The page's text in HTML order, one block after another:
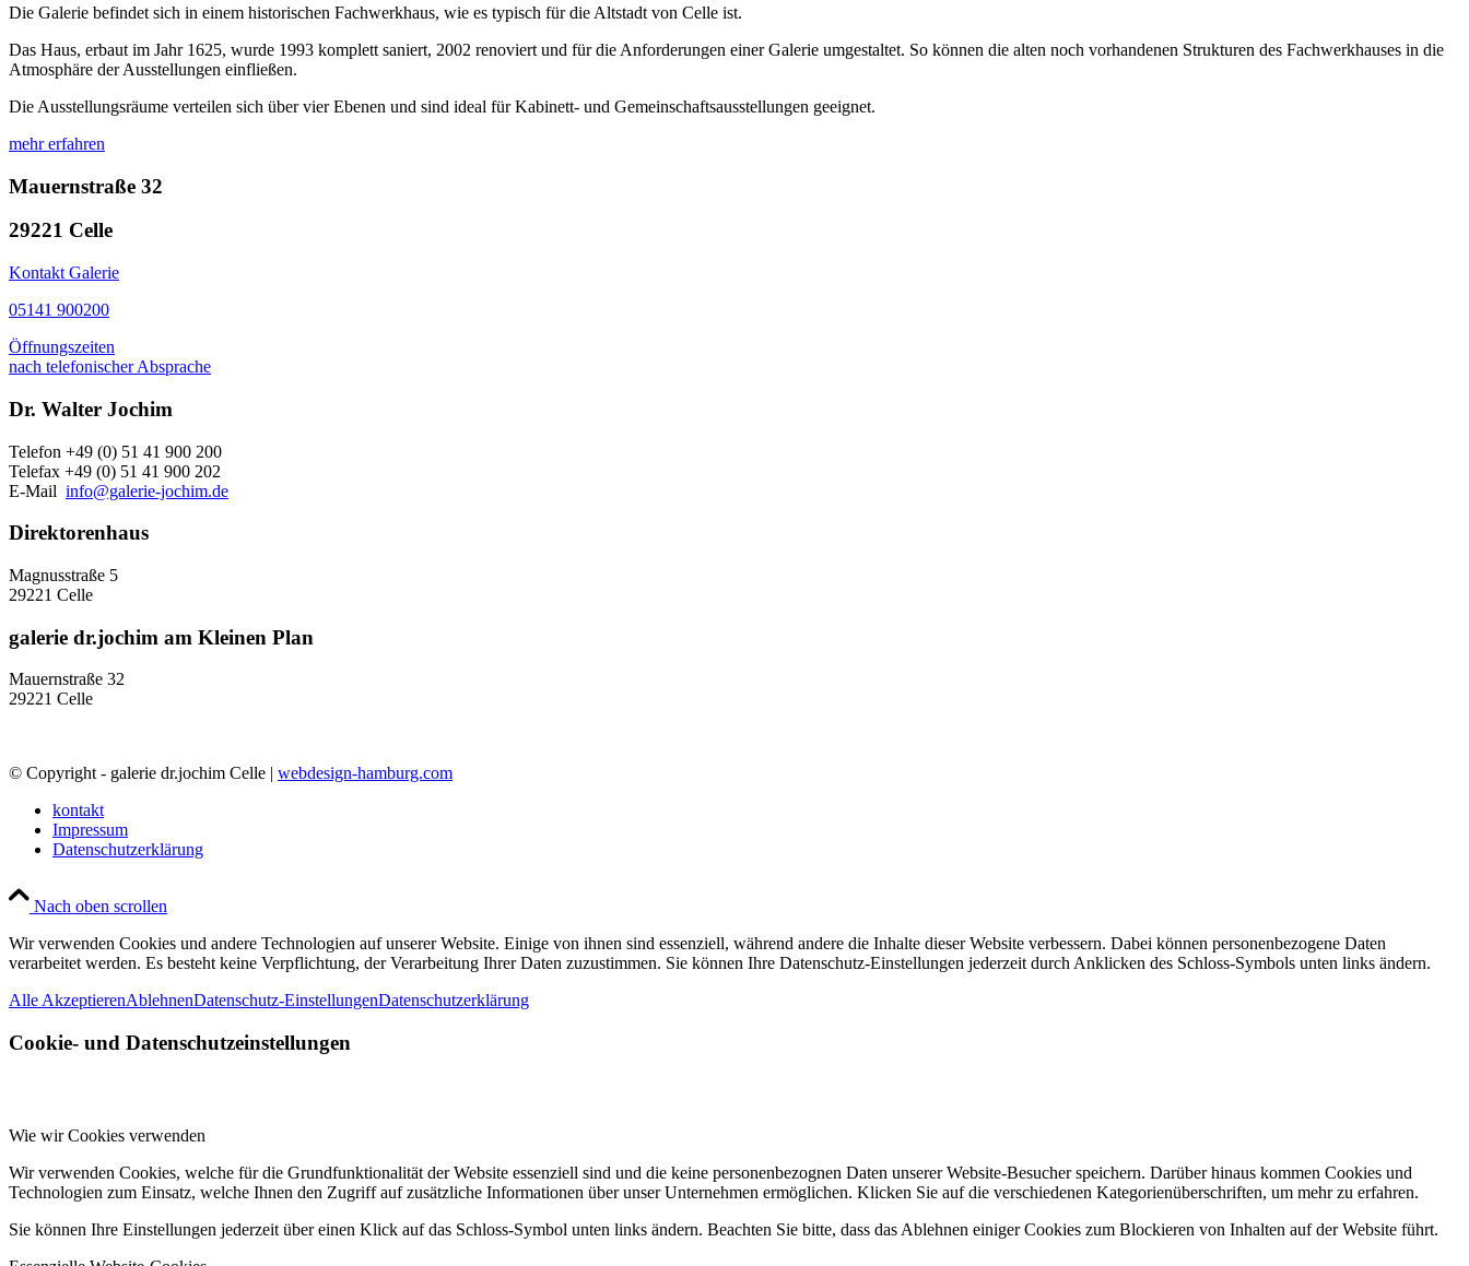
Die Galerie befindet sich in einem historischen Fachwerkhaus, wie es typisch für die Altstadt von Celle ist.
Das Haus, erbaut im Jahr 1625, wurde 1993 komplett saniert, 2002 renoviert und für die Anforderungen einer Galerie umgestaltet. So können die alten noch vorhandenen Strukturen des Fachwerkhauses in die
Atmosphäre der Ausstellungen einfließen.
Die Ausstellungsräume verteilen sich über vier Ebenen und sind ideal für Kabinett- und Gemeinschaftsausstellungen geeignet.
mehr erfahren
Mauernstraße 32
29221 Celle
Kontakt Galerie
05141 900200
Öffnungszeiten
nach telefonischer Absprache
Dr. Walter Jochim
Telefon +49 (0) 51 41 900 200
Telefax +49 (0) 51 41 900 202
E-Mail info@galerie-jochim.de
Direktorenhaus
Magnusstraße 5
29221 Celle
galerie dr.jochim am Kleinen Plan
Mauernstraße 32
29221 Celle
© Copyright - galerie dr.jochim Celle | webdesign-hamburg.com
kontakt
Impressum
Datenschutzerklärung
Nach oben scrollen
Wir verwenden Cookies und andere Technologien auf unserer Website. Einige von ihnen sind essenziell, während andere die Inhalte dieser Website verbessern. Dabei können personenbezogene Daten
verarbeitet werden. Es besteht keine Verpflichtung, der Verarbeitung Ihrer Daten zuzustimmen. Sie können Ihre Datenschutz-Einstellungen jederzeit durch Anklicken des Schloss-Symbols unten links ändern.
Alle AkzeptierenAblehnenDatenschutz-EinstellungenDatenschutzerklärung
Cookie- und Datenschutzeinstellungen
Wie wir Cookies verwenden
Wir verwenden Cookies, welche für die Grundfunktionalität der Website essenziell sind und die keine personenbezognen Daten unserer Website-Besucher speichern. Darüber hinaus kommen Cookies und
Technologien zum Einsatz, welche Ihnen den Zugriff auf zusätzliche Informationen über unser Unternehmen ermöglichen. Klicken Sie auf die verschiedenen Kategorienüberschriften, um mehr zu erfahren.
Sie können Ihre Einstellungen jederzeit über einen Klick auf das Schloss-Symbol unten links ändern. Beachten Sie bitte, dass das Ablehnen einiger Cookies zum Blockieren von Inhalten auf der Website führt.